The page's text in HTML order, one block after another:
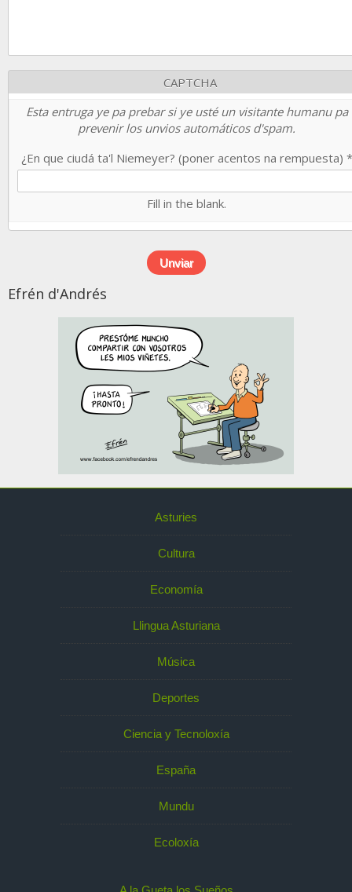
CAPTCHA
Esta entruga ye pa prebar si ye usté un visitante humanu pa
prevenir los unvios automáticos d'spam.
¿En que ciudá ta'l Niemeyer? (poner acentos na rempuesta) *
Fill in the blank.
Efrén d'Andrés
Asturies
Cultura
Economía
Llingua Asturiana
Música
Deportes
Ciencia y Tecnoloxía
España
Mundu
Ecoloxía